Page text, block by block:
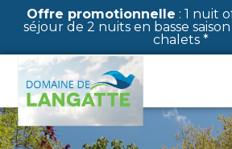
Offre promotionnelle : 1 nuit
séjour de 2 nuits en basse
chalets *
Panneau de gestion des cookies